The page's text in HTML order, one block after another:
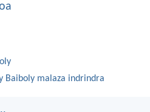
Baiboly malaza indrindra